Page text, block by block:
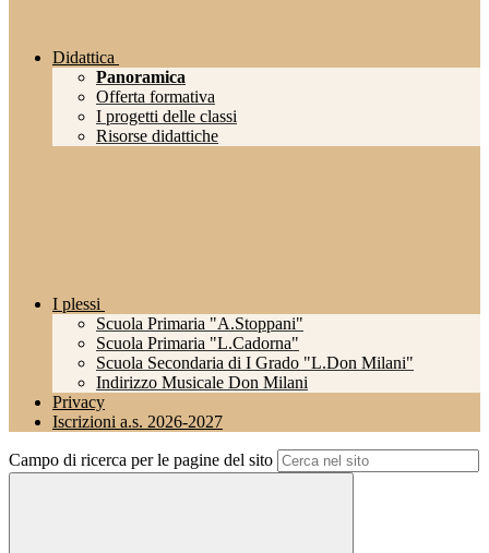
Didattica
Panoramica
Offerta formativa
I progetti delle classi
Risorse didattiche
I plessi
Scuola Primaria "A.Stoppani"
Scuola Primaria "L.Cadorna"
Scuola Secondaria di I Grado "L.Don Milani"
Indirizzo Musicale Don Milani
Privacy
Iscrizioni a.s. 2026-2027
Campo di ricerca per le pagine del sito